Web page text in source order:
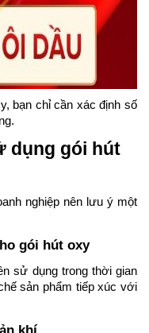
bạn chỉ cần xác định số
dụng gói hút
nghiệp nên lưu ý một
gói hút oxy
sử dụng trong thời gian
sản phẩm tiếp xúc với
khí